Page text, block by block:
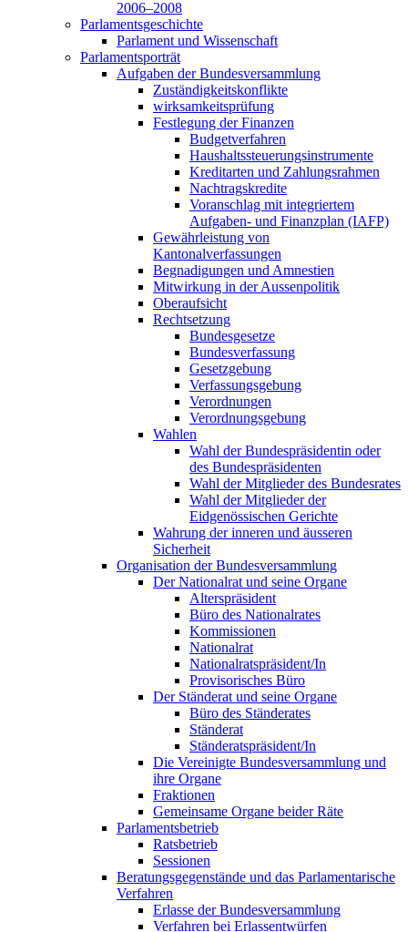
2006–2008
Parlamentsgeschichte
Parlament und Wissenschaft
Parlamentsporträt
Aufgaben der Bundesversammlung
Zuständigkeitskonflikte
wirksamkeitsprüfung
Festlegung der Finanzen
Budgetverfahren
Haushaltssteuerungsinstrumente
Kreditarten und Zahlungsrahmen
Nachtragskredite
Voranschlag mit integriertem
Aufgaben- und Finanzplan (IAFP)
Gewährleistung von
Kantonalverfassungen
Begnadigungen und Amnestien
Mitwirkung in der Aussenpolitik
Oberaufsicht
Rechtsetzung
Bundesgesetze
Bundesverfassung
Gesetzgebung
Verfassungsgebung
Verordnungen
Verordnungsgebung
Wahlen
Wahl der Bundespräsidentin oder
des Bundespräsidenten
Wahl der Mitglieder des Bundesrates
Wahl der Mitglieder der
Eidgenössischen Gerichte
Wahrung der inneren und äusseren
Sicherheit
Organisation der Bundesversammlung
Der Nationalrat und seine Organe
Alterspräsident
Büro des Nationalrates
Kommissionen
Nationalrat
Nationalratspräsident/In
Provisorisches Büro
Der Ständerat und seine Organe
Büro des Ständerates
Ständerat
Ständeratspräsident/In
Die Vereinigte Bundesversammlung und
ihre Organe
Fraktionen
Gemeinsame Organe beider Räte
Parlamentsbetrieb
Ratsbetrieb
Sessionen
Beratungsgegenstände und das Parlamentarische
Verfahren
Erlasse der Bundesversammlung
Verfahren bei Erlassentwürfen